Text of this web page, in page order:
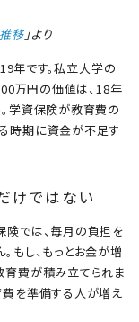
移」より
年です。私立大学の
万円の価値は、18年
学資保険が教育費の
時期に資金が不足す
けではない
険では、毎月の負担を
もし、もっとお金が増
育費が積み立てられま
費を準備する人が増え